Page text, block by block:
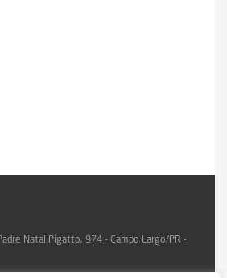
Natal Pigatto, 974 - Campo Largo/PR -